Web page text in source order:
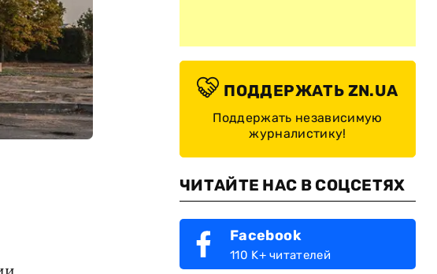
ПОДДЕРЖАТЬ ZN.UA
Поддержать независимую
журналистику!
ЧИТАЙТЕ НАС В СОЦСЕТЯХ
Facebook
110 K+ читателей